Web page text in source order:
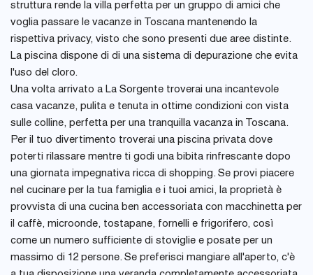
struttura rende la villa perfetta per un gruppo di amici che
voglia passare le vacanze in Toscana mantenendo la
rispettiva privacy, visto che sono presenti due aree distinte.
La piscina dispone di di una sistema di depurazione che evita
l'uso del cloro.
Una volta arrivato a La Sorgente troverai una incantevole
casa vacanze, pulita e tenuta in ottime condizioni con vista
sulle colline, perfetta per una tranquilla vacanza in Toscana.
Per il tuo divertimento troverai una piscina privata dove
poterti rilassare mentre ti godi una bibita rinfrescante dopo
una giornata impegnativa ricca di shopping. Se provi piacere
nel cucinare per la tua famiglia e i tuoi amici, la proprietà è
provvista di una cucina ben accessoriata con macchinetta per
il caffè, microonde, tostapane, fornelli e frigorifero, così
come un numero sufficiente di stoviglie e posate per un
massimo di 12 persone. Se preferisci mangiare all'aperto, c'è